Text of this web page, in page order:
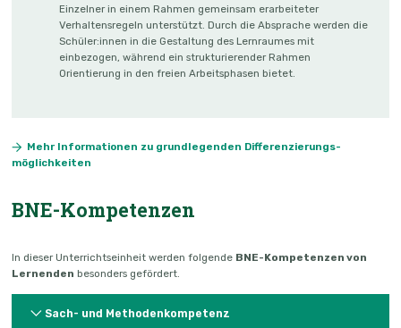
Einzelner in einem Rahmen gemeinsam erarbeiteter
Verhaltensregeln unterstützt. Durch die Absprache werden die
Schüler:innen in die Gestaltung des Lernraumes mit
einbezogen, während ein strukturierender Rahmen
Orientierung in den freien Arbeitsphasen bietet.
Mehr Informationen zu grundlegenden Differenzierungs­
möglichkeiten
BNE-Kompetenzen
In dieser Unterrichtseinheit werden folgende BNE-Kompetenzen von
Lernenden besonders gefördert.
Sach- und Methodenkompetenz